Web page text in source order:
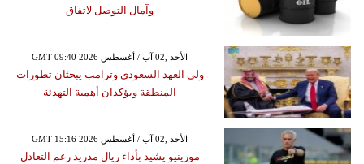
وآمال التوصل لاتفاق
GMT 09:40 2026 الأحد ,02 آب / أغسطس
ولي العهد السعودي وترامب يبحثان تطورات
المنطقة ويؤكدان أهمية التهدئة
GMT 15:16 2026 الأحد ,02 آب / أغسطس
مورينيو يشيد بأداء ريال مدريد رغم التعادل